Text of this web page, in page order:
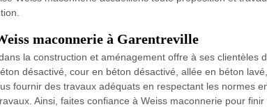
maconnerie à Garentreville
la construction et aménagement offre à ses
désactivé, cour en béton désactivé, allée en béton
fournir des travaux adéquats en respectant les normes
Ainsi, faites confiance à Weiss maconnerie pour finir